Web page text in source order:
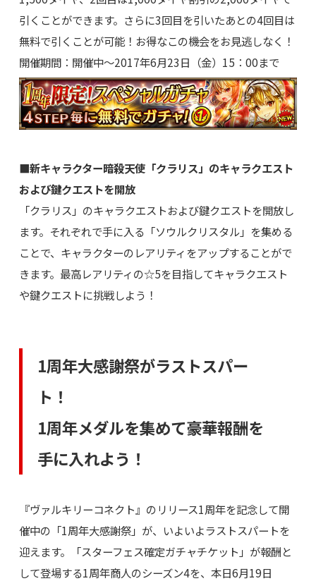
引くことができます。さらに3回目を引いたあとの4回目は
無料で引くことが可能！お得なこの機会をお見逃しなく！
開催期間：開催中～2017年6月23日（金）15：00まで
■新キャラクター暗殺天使「クラリス」のキャラクエスト
および鍵クエストを開放
「クラリス」のキャラクエストおよび鍵クエストを開放し
ます。それぞれで手に入る「ソウルクリスタル」を集める
ことで、キャラクターのレアリティをアップすることがで
きます。最高レアリティの☆5を目指してキャラクエスト
や鍵クエストに挑戦しよう！
1周年大感謝祭がラストスパー
ト！
1周年メダルを集めて豪華報酬を
手に入れよう！
『ヴァルキリーコネクト』のリリース1周年を記念して開
催中の「1周年大感謝祭」が、いよいよラストスパートを
迎えます。「スターフェス確定ガチャチケット」が報酬と
して登場する1周年商人のシーズン4を、本日6月19日